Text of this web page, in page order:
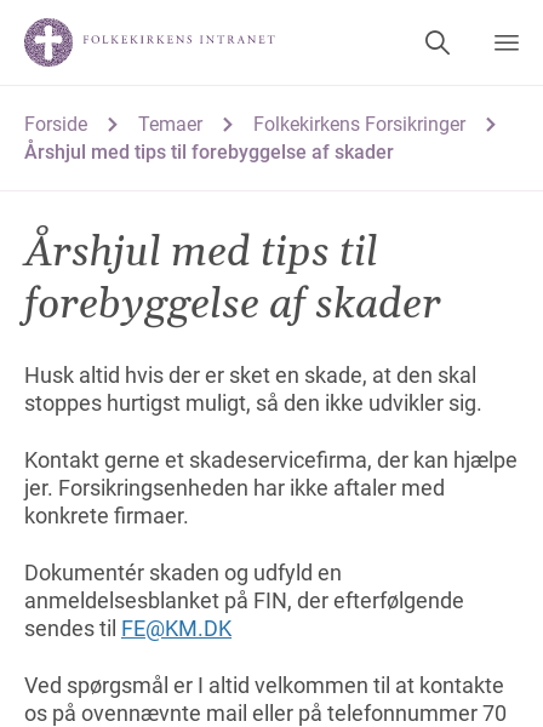
Forside Temaer
Folkekirkens Forsikringer
Årshjul med tips til forebyggelse af skader
Årshjul med tips til
forebyggelse af skader
Husk altid hvis der er sket en skade, at den skal
stoppes hurtigst muligt, så den ikke udvikler sig.
Kontakt gerne et skadeservicefirma, der kan hjælpe
jer. Forsikringsenheden har ikke aftaler med
konkrete firmaer.
Dokumentér skaden og udfyld en
anmeldelsesblanket på FIN, der efterfølgende
sendes til FE@KM.DK
Ved spørgsmål er I altid velkommen til at kontakte
os på ovennævnte mail eller på telefonnummer 70